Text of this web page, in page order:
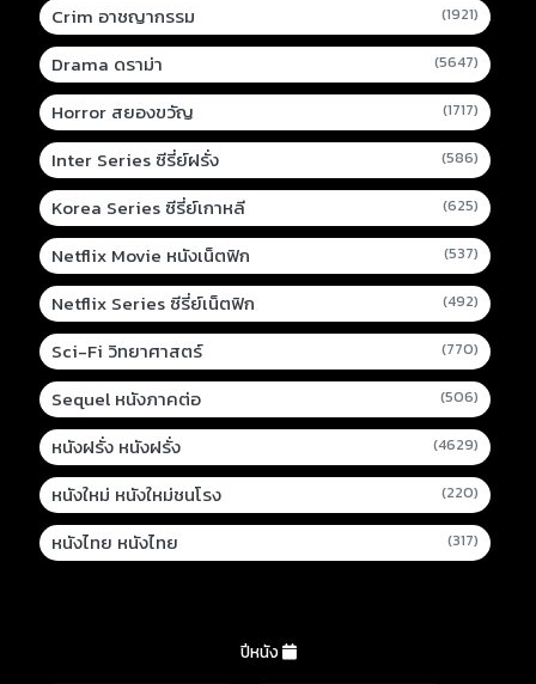
Crim อาชญากรรม (1921)
Drama ดราม่า (5647)
Horror สยองขวัญ (1717)
Inter Series ซีรี่ย์ฝรั่ง (586)
Korea Series ซีรี่ย์เกาหลี (625)
Netflix Movie หนังเน็ตฟิก (537)
Netflix Series ซีรี่ย์เน็ตฟิก (492)
Sci-Fi วิทยาศาสตร์ (770)
Sequel หนังภาคต่อ (506)
หนังฝรั่ง หนังฝรั่ง (4629)
หนังใหม่ หนังใหม่ชนโรง (220)
หนังไทย หนังไทย (317)
ปีหนัง